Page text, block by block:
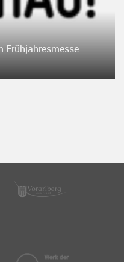
Frühjahresmesse